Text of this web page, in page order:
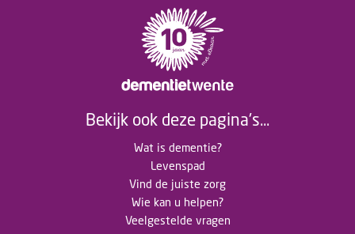
Bekijk ook deze pagina's...
Wat is dementie?
Levenspad
Vind de juiste zorg
Wie kan u helpen?
Veelgestelde vragen